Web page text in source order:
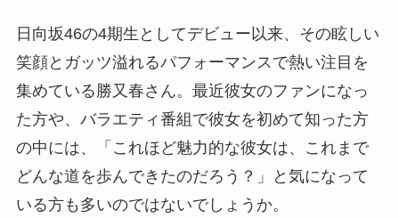
日向坂46の4期生としてデビュー以来、その眩しい
笑顔とガッツ溢れるパフォーマンスで熱い注目を
集めている勝又春さん。最近彼女のファンになっ
た方や、バラエティ番組で彼女を初めて知った方
の中には、「これほど魅力的な彼女は、これまで
どんな道を歩んできたのだろう？」と気になって
いる方も多いのではないでしょうか。